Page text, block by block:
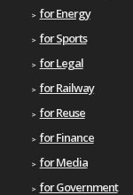
for Energy
for Sports
for Legal
for Railway
for Reuse
for Finance
for Media
for Government